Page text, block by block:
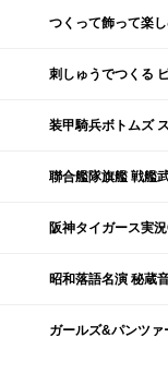
つくって飾って楽
刺しゅうでつくる
装甲騎兵ボトムズ
聯合艦隊旗艦 戦艦
阪神タイガース実
昭和落語名演 秘蔵